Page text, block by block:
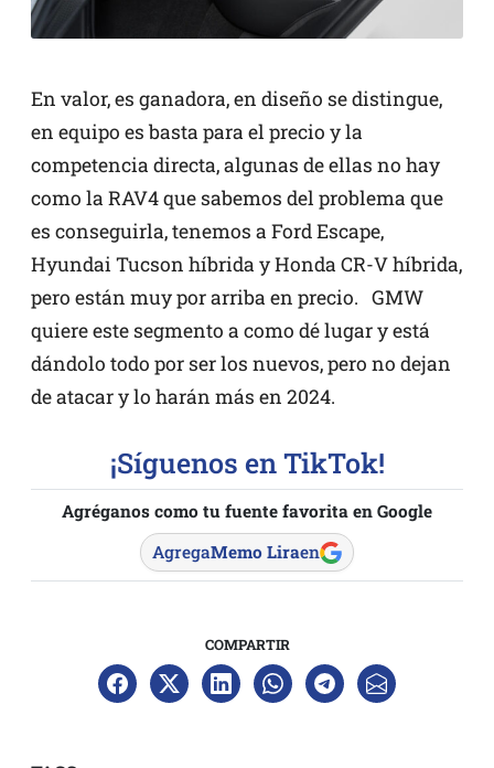
En valor, es ganadora, en diseño se distingue,
en equipo es basta para el precio y la
competencia directa, algunas de ellas no hay
como la RAV4 que sabemos del problema que
es conseguirla, tenemos a Ford Escape,
Hyundai Tucson híbrida y Honda CR-V híbrida,
pero están muy por arriba en precio. GMW
quiere este segmento a como dé lugar y está
dándolo todo por ser los nuevos, pero no dejan
de atacar y lo harán más en 2024.
¡Síguenos en TikTok!
Agréganos como tu fuente favorita en Google
AgregaMemo Liraen
COMPARTIR